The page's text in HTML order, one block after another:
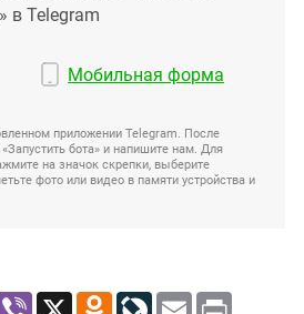
в Telegram
Мобильная форма
приложении Telegram. После
бота» и напишите нам. Для
на значок скрепки, выберите
фото или видео в памяти устройства и
Viber X Odnoklassniki
LiveJournal
Email Print